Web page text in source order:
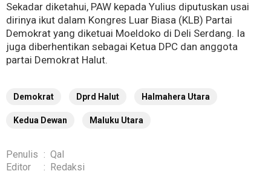
Sekadar diketahui, PAW kepada Yulius diputuskan usai
dirinya ikut dalam Kongres Luar Biasa (KLB) Partai
Demokrat yang diketuai Moeldoko di Deli Serdang. Ia
juga diberhentikan sebagai Ketua DPC dan anggota
partai Demokrat Halut.
Demokrat Dprd Halut Halmahera Utara
Kedua Dewan Maluku Utara
Penulis : Qal
Editor
: Redaksi